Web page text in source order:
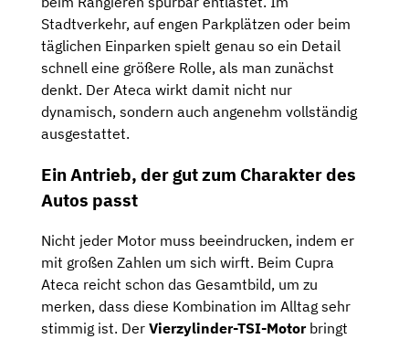
Stadtverkehr, auf engen Parkplätzen oder beim
täglichen Einparken spielt genau so ein Detail
schnell eine größere Rolle, als man zunächst
denkt. Der Ateca wirkt damit nicht nur
dynamisch, sondern auch angenehm vollständig
ausgestattet.
Ein Antrieb, der gut zum Charakter des
Autos passt
Nicht jeder Motor muss beeindrucken, indem er
mit großen Zahlen um sich wirft. Beim Cupra
Ateca reicht schon das Gesamtbild, um zu
merken, dass diese Kombination im Alltag sehr
stimmig ist. Der Vierzylinder-TSI-Motorbringt